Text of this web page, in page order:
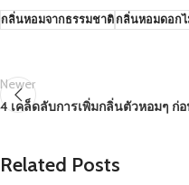
กลิ่นหอมจากธรรมชาติกลิ่นหอมดอก
Newer
4 เคล็ดลับการเพิ่มกลิ่นตัวหอมๆ ก่
Related Posts